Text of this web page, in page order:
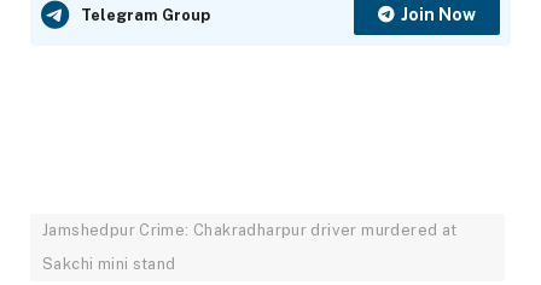
Telegram Group Join Now
Jamshedpur Crime: Chakradharpur driver murdered at
Sakchi mini stand